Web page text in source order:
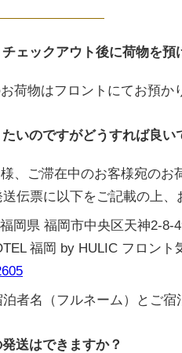
ェックアウト後に荷物を預
荷物はフロントにてお預か
いのですがどうすれば良い
、ご滞在中のお客様宛の
伝票に以下をご記載の上、
岡県 福岡市中央区天神2-8-
福岡 by HULIC フロント
者名（フルネーム）とご宿
送はできますか？